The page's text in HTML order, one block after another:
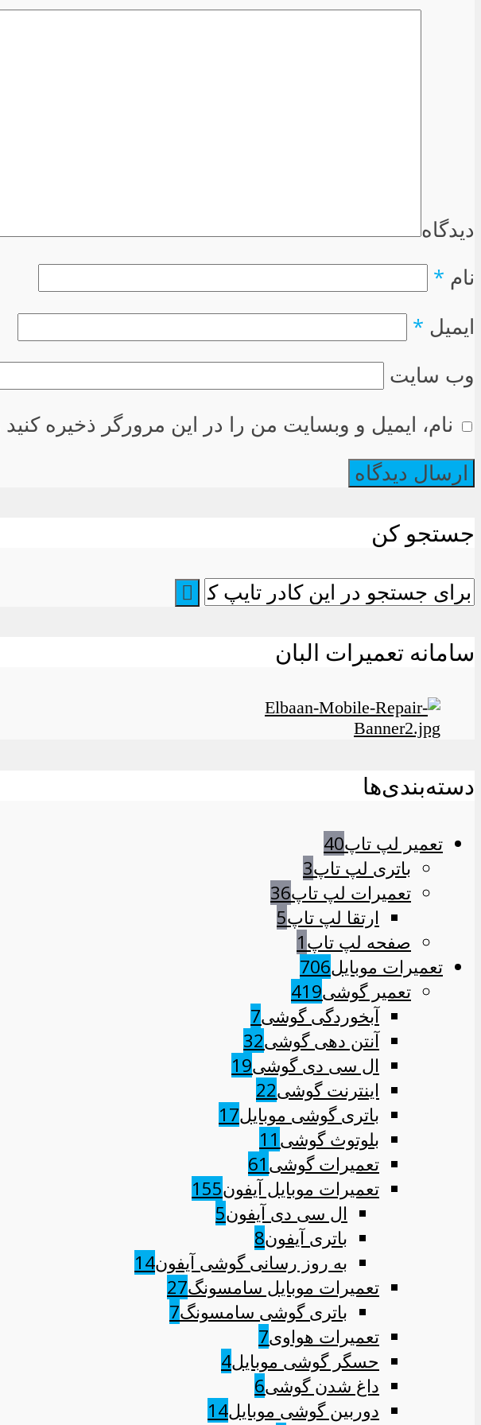
دیدگاه
نام *
ایمیل *
وب سایت
نام، ایمیل و وبسایت من را در این مرورگر ذخیره
جستجو کن
سامانه تعمیرات البان
دسته‌بندی‌ها
تعمیر لپ تاپ40
باتری لپ تاپ3
تعمیرات لپ تاپ36
ارتقا لپ تاپ5
صفحه لپ تاپ1
تعمیرات موبایل706
تعمیر گوشی419
آبخوردگی گوشی7
آنتن دهی گوشی32
ال سی دی گوشی19
اینترنت گوشی22
باتری گوشی موبایل17
بلوتوث گوشی11
تعمیرات گوشی61
تعمیرات موبایل آیفون155
ال سی دی آیفون5
باتری آیفون8
به روز رسانی گوشی آیفون14
تعمیرات موبایل سامسونگ27
باتری گوشی سامسونگ7
تعمیرات هواوی7
حسگر گوشی موبایل4
داغ شدن گوشی6
دوربین گوشی موبایل14